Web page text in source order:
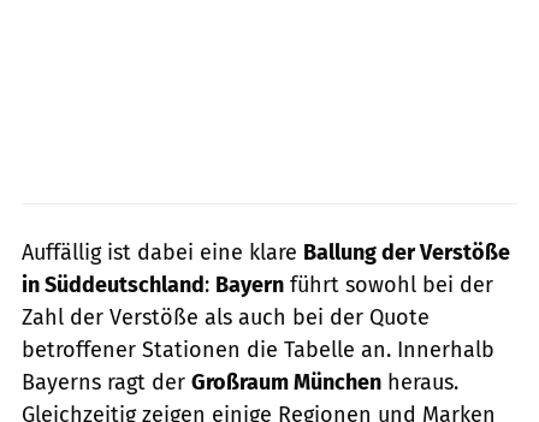
Auffällig ist dabei eine klare Ballung der Verstöße
in Süddeutschland: Bayern führt sowohl bei der
Zahl der Verstöße als auch bei der Quote
betroffener Stationen die Tabelle an. Innerhalb
Bayerns ragt der Großraum München heraus.
Gleichzeitig zeigen einige Regionen und Marken